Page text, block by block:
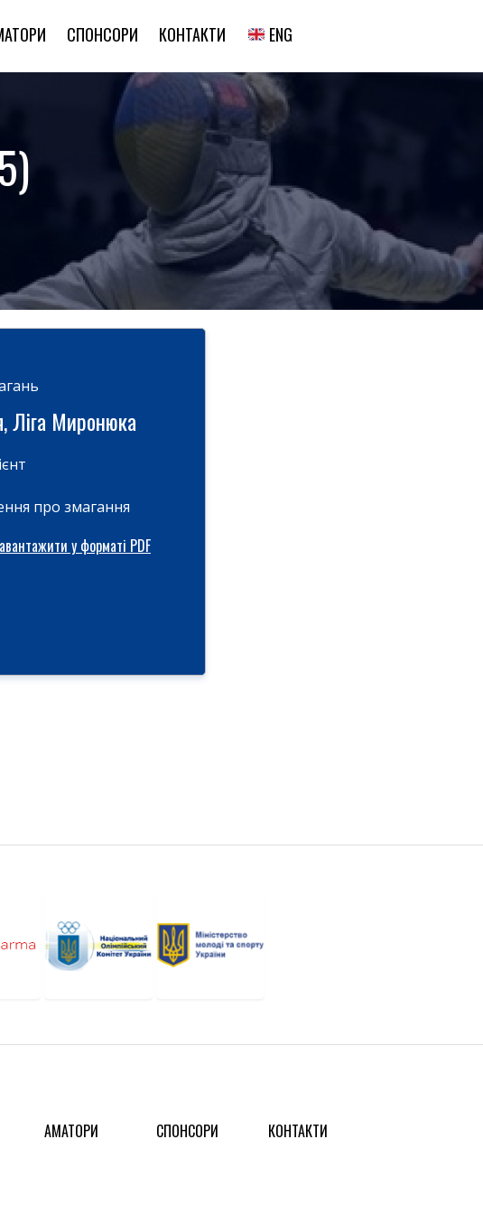
СПОНСОРИ КОНТАКТИ ENG
Ліга Миронюка
про змагання
у форматі PDF
АМАТОРИ СПОНСОРИ КОНТАКТИ